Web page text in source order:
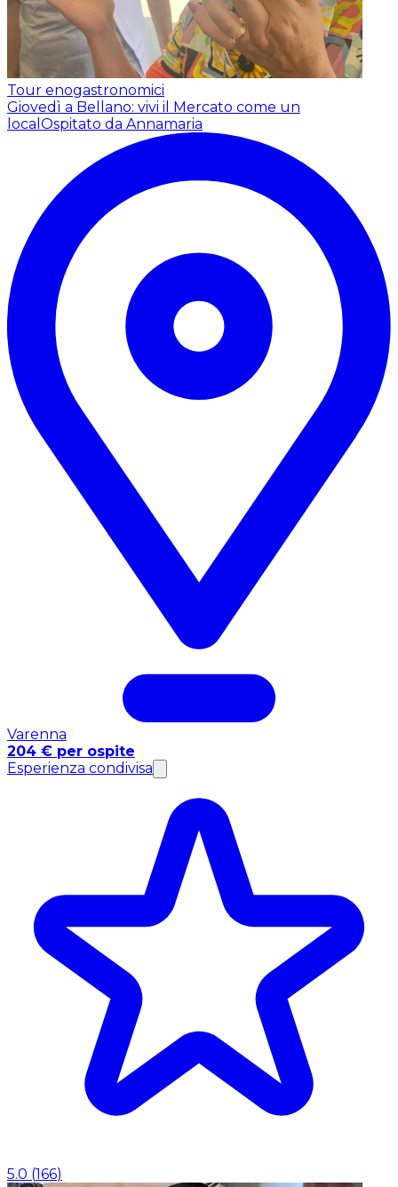
Tour enogastronomici
Giovedì a Bellano: vivi il Mercato come un
local Ospitato da Annamaria
Varenna
204 € per ospite
Esperienza condivisa
5.0 (166)